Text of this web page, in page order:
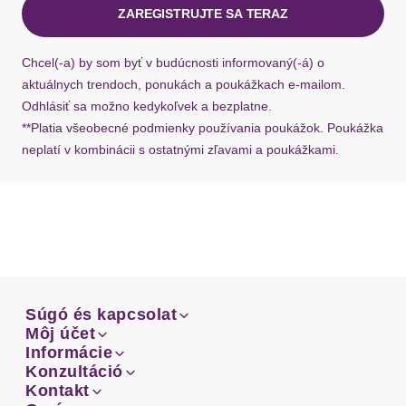
Dizajn: Vlnitý lemZAREGISTRUJTE SA TERAZ
Chcel(-a) by som byť v budúcnosti informovaný(-á) o
aktuálnych trendoch, ponukách a poukážkach e-mailom.
Odhlásiť sa možno kedykoľvek a bezplatne.
**Platia všeobecné podmienky používania poukážok. Poukážka
neplatí v kombinácii s ostatnými zľavami a poukážkami.
Súgó és kapcsolat
Email
Facebook
Súgó és kapcsolat
Email
Môj účet
Prehľad objednávok
Môj účet
Prehľad objednávok
Informácie
Doprava
Informácie
Konzultáció
Sprievodca-veľkosťami
Konzultáció
Kontakt